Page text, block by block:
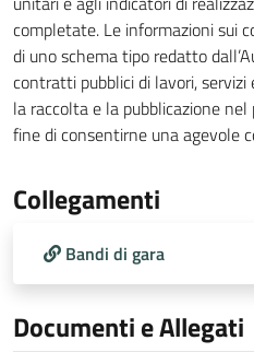
completate. Le informazioni sui
di uno schema tipo redatto
contratti pubblici di lavori, servizi
la raccolta e la pubblicazione
fine di consentirne una agevole
Collegamenti
Bandi di gara
Documenti e Allegati